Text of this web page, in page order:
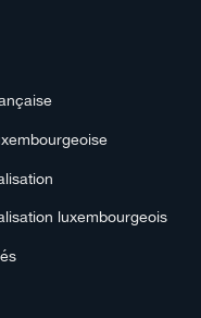
luxembourgeois